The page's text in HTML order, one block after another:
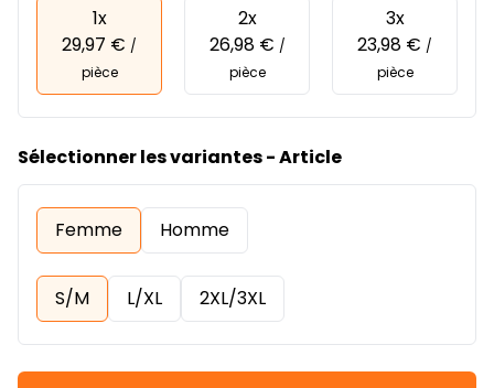
1x
29,97 € /
pièce
2x
26,98 € /
pièce
3x
23,98 € /
pièce
Sélectionner les variantes - Article
Femme Homme
S/M L/XL 2XL/3XL